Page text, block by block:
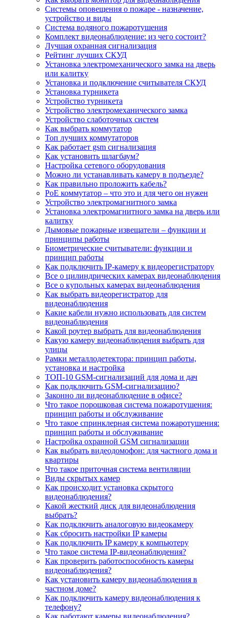
Системы оповещения о пожаре - назначение,
устройство и виды
Система водяного пожаротушения
Комплект видеонаблюдение: из чего состоит?
Лучшая охранная сигнализация
Рейтинг лучших СКУД
Установка электромеханического замка на дверь
или калитку
Установка и подключение считывателя СКУД
Установка турникета
Устройство турникета
Устройство электромеханического замка
Устройство слаботочных систем
Как выбрать коммутатор
Топ лучших коммутаторов
Как работает gsm сигнализация
Как установить шлагбаум?
Настройка сетевого оборудования
Можно ли устанавливать камеру в подъезде?
Как правильно проложить кабель?
PoE коммутатор – что это и для чего он нужен
Устройство электромагнитного замка
Установка электромагнитного замка на дверь или
калитку
Дымовые пожарные извещатели – функции и
принципы работы
Биометрические считыватели: функции и
принцип работы
Как подключить IP-камеру к видеорегистратору
Все о цилиндрических камерах видеонаблюдения
Все о купольных камерах видеонаблюдения
Как выбрать видеорегистратор для
видеонаблюдения
Какие кабели нужно использовать для систем
видеонаблюдения
Какой роутер выбрать для видеонаблюдения
Какую камеру видеонаблюдения выбрать для
улицы
Рамки металлодетектора: принцип работы,
установка и настройка
ТОП-10 GSM-сигнализаций для дома и дач
Как подключить GSM-сигнализацию?
Законно ли видеонаблюдение в офисе?
Что такое порошковая система пожаротушения:
принцип работы и обслуживание
Что такое спринклерная система пожаротушения:
принцип работы и обслуживание
Настройка охранной GSM сигнализации
Как выбрать видеодомофон: для частного дома и
квартиры
Что такое приточная система вентиляции
Виды скрытых камер
Как происходит установка скрытого
видеонаблюдения?
Какой жесткий диск для видеонаблюдения
выбрать?
Как подключить аналоговую видеокамеру
Как сбросить настройки IP камеры
Как подключить IP камеру к компьютеру
Что такое система IP-видеонаблюдения?
Как проверить работоспособность камеры
видеонаблюдения?
Как установить камеру видеонаблюдения в
частном доме?
Как подключить камеру видеонаблюдения к
телефону?
Как работают камеры видеонаблюдения?